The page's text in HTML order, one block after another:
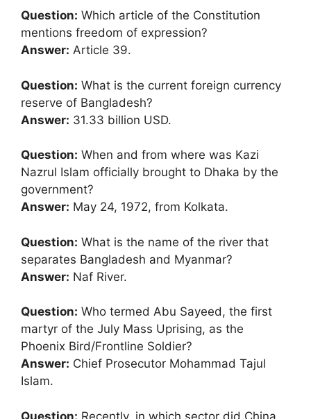
Question: Which article of the Constitution
mentions freedom of expression?
Answer: Article 39.
Question: What is the current foreign currency
reserve of Bangladesh?
Answer: 31.33 billion USD.
Question: When and from where was Kazi
Nazrul Islam officially brought to Dhaka by the
government?
Answer: May 24, 1972, from Kolkata.
Question: What is the name of the river that
separates Bangladesh and Myanmar?
Answer: Naf River.
Question: Who termed Abu Sayeed, the first
martyr of the July Mass Uprising, as the
Phoenix Bird/Frontline Soldier?
Answer: Chief Prosecutor Mohammad Tajul
Islam.
Question: Recently, in which sector did China